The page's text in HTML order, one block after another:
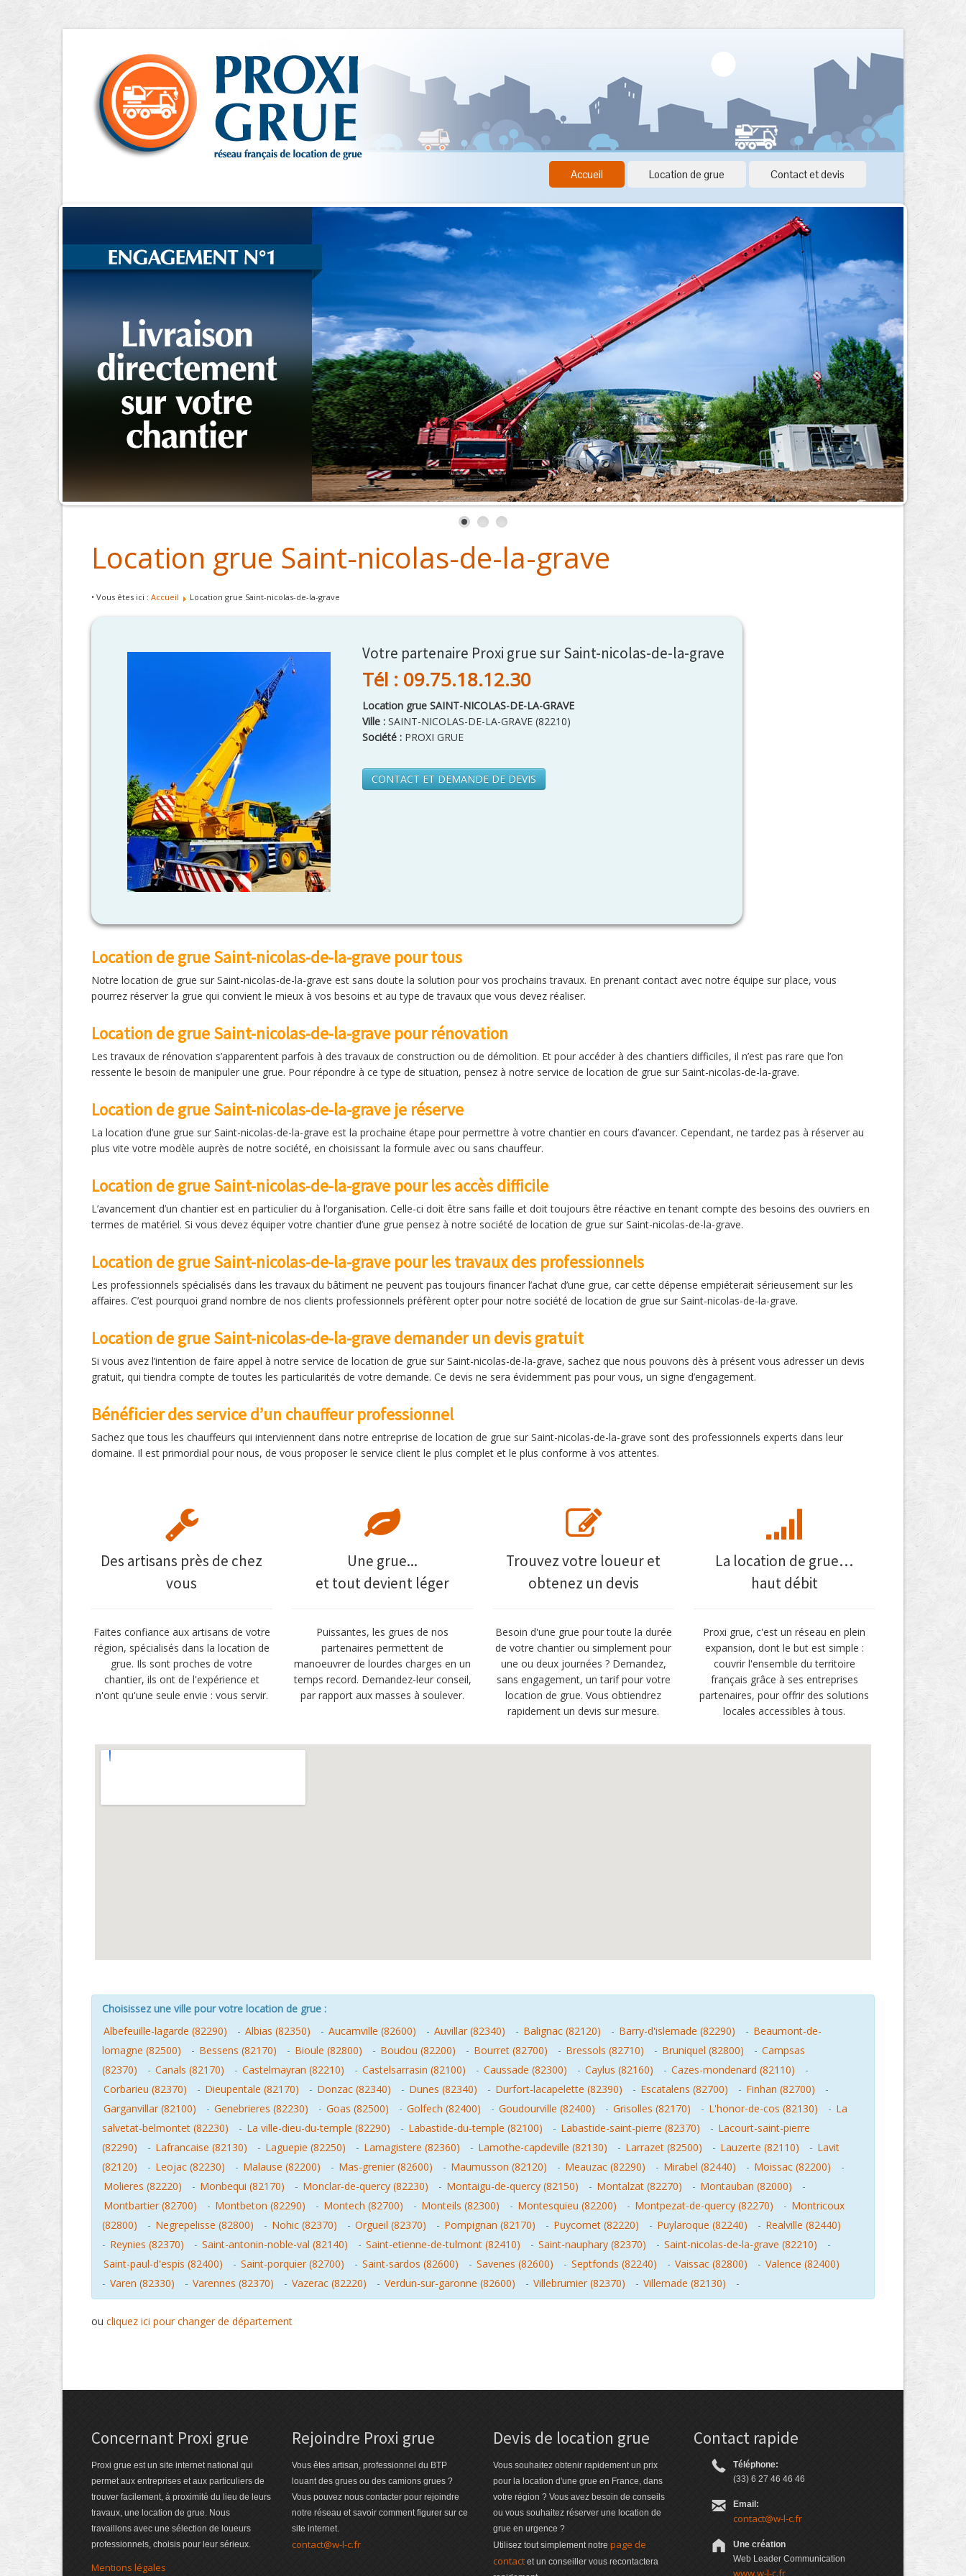
Accueil Location de grue Contact et devis
Location grue Saint-nicolas-de-la-grave
• Vous êtes ici : Accueil Location grue Saint-nicolas-de-la-grave
Votre partenaire Proxi grue sur Saint-nicolas-de-la-grave
Tél : 09.75.18.12.30
Location grue SAINT-NICOLAS-DE-LA-GRAVE
Ville : SAINT-NICOLAS-DE-LA-GRAVE (82210)
Société : PROXI GRUE
CONTACT ET DEMANDE DE DEVIS
Location de grue Saint-nicolas-de-la-grave pour tous
Notre location de grue sur Saint-nicolas-de-la-grave est sans doute la solution pour vos prochains travaux. En prenant contact avec notre équipe sur place, vous
pourrez réserver la grue qui convient le mieux à vos besoins et au type de travaux que vous devez réaliser.
Location de grue Saint-nicolas-de-la-grave pour rénovation
Les travaux de rénovation s’apparentent parfois à des travaux de construction ou de démolition. Et pour accéder à des chantiers difficiles, il n’est pas rare que l’on
ressente le besoin de manipuler une grue. Pour répondre à ce type de situation, pensez à notre service de location de grue sur Saint-nicolas-de-la-grave.
Location de grue Saint-nicolas-de-la-grave je réserve
La location d’une grue sur Saint-nicolas-de-la-grave est la prochaine étape pour permettre à votre chantier en cours d’avancer. Cependant, ne tardez pas à réserver au
plus vite votre modèle auprès de notre société, en choisissant la formule avec ou sans chauffeur.
Location de grue Saint-nicolas-de-la-grave pour les accès difficile
L’avancement d’un chantier est en particulier du à l’organisation. Celle-ci doit être sans faille et doit toujours être réactive en tenant compte des besoins des ouvriers en
termes de matériel. Si vous devez équiper votre chantier d’une grue pensez à notre société de location de grue sur Saint-nicolas-de-la-grave.
Location de grue Saint-nicolas-de-la-grave pour les travaux des professionnels
Les professionnels spécialisés dans les travaux du bâtiment ne peuvent pas toujours financer l’achat d’une grue, car cette dépense empiéterait sérieusement sur les
affaires. C’est pourquoi grand nombre de nos clients professionnels préfèrent opter pour notre société de location de grue sur Saint-nicolas-de-la-grave.
Location de grue Saint-nicolas-de-la-grave demander un devis gratuit
Si vous avez l’intention de faire appel à notre service de location de grue sur Saint-nicolas-de-la-grave, sachez que nous pouvons dès à présent vous adresser un devis
gratuit, qui tiendra compte de toutes les particularités de votre demande. Ce devis ne sera évidemment pas pour vous, un signe d’engagement.
Bénéficier des service d’un chauffeur professionnel
Sachez que tous les chauffeurs qui interviennent dans notre entreprise de location de grue sur Saint-nicolas-de-la-grave sont des professionnels experts dans leur
domaine. Il est primordial pour nous, de vous proposer le service client le plus complet et le plus conforme à vos attentes.
Des artisans près de chez
vous
Faites confiance aux artisans de votre
région, spécialisés dans la location de
grue. Ils sont proches de votre
chantier, ils ont de l'expérience et
n'ont qu'une seule envie : vous servir.
Une grue...
et tout devient léger
Puissantes, les grues de nos
partenaires permettent de
manoeuvrer de lourdes charges en un
temps record. Demandez-leur conseil,
par rapport aux masses à soulever.
Trouvez votre loueur et
obtenez un devis
Besoin d'une grue pour toute la durée
de votre chantier ou simplement pour
une ou deux journées ? Demandez,
sans engagement, un tarif pour votre
location de grue. Vous obtiendrez
rapidement un devis sur mesure.
La location de grue…
haut débit
Proxi grue, c'est un réseau en plein
expansion, dont le but est simple :
couvrir l'ensemble du territoire
français grâce à ses entreprises
partenaires, pour offrir des solutions
locales accessibles à tous.
Choisissez une ville pour votre location de grue :
Albefeuille-lagarde (82290)
- Albias (82350) - Aucamville (82600) - Auvillar (82340) - Balignac (82120) - Barry-d'islemade (82290) - Beaumont-de-
lomagne (82500)
- Bessens (82170) - Bioule (82800) - Boudou (82200) - Bourret (82700) - Bressols (82710) - Bruniquel (82800) - Campsas
(82370)
- Canals (82170) - Castelmayran (82210) - Castelsarrasin (82100) - Caussade (82300) - Caylus (82160) - Cazes-mondenard (82110)
-
Corbarieu (82370)
- Dieupentale (82170) - Donzac (82340) - Dunes (82340) - Durfort-lacapelette (82390) - Escatalens (82700) - Finhan (82700)
-
Garganvillar (82100)
- Genebrieres (82230) - Goas (82500) - Golfech (82400) - Goudourville (82400) - Grisolles (82170) - L'honor-de-cos (82130) - La
salvetat-belmontet (82230)
- La ville-dieu-du-temple (82290) - Labastide-du-temple (82100) - Labastide-saint-pierre (82370) - Lacourt-saint-pierre
(82290)
- Lafrancaise (82130) - Laguepie (82250) - Lamagistere (82360) - Lamothe-capdeville (82130) - Larrazet (82500) - Lauzerte (82110) - Lavit
(82120)
- Leojac (82230) - Malause (82200) - Mas-grenier (82600) - Maumusson (82120) - Meauzac (82290) - Mirabel (82440) - Moissac (82200)
-
Molieres (82220)
- Monbequi (82170) - Monclar-de-quercy (82230) - Montaigu-de-quercy (82150) - Montalzat (82270) - Montauban (82000)
-
Montbartier (82700)
- Montbeton (82290) - Montech (82700) - Monteils (82300) - Montesquieu (82200) - Montpezat-de-quercy (82270) - Montricoux
(82800)
- Negrepelisse (82800) - Nohic (82370) - Orgueil (82370) - Pompignan (82170) - Puycornet (82220) - Puylaroque (82240) - Realville (82440)
- Reynies (82370) - Saint-antonin-noble-val (82140) - Saint-etienne-de-tulmont (82410) - Saint-nauphary (82370) - Saint-nicolas-de-la-grave (82210)
-
Saint-paul-d'espis (82400)
- Saint-porquier (82700) - Saint-sardos (82600) - Savenes (82600) - Septfonds (82240) - Vaissac (82800) - Valence (82400)
- Varen (82330) - Varennes (82370) - Vazerac (82220) - Verdun-sur-garonne (82600) - Villebrumier (82370) - Villemade (82130) -
ou cliquez ici pour changer de département
Concernant Proxi grue
Proxi grue est un site internet national qui
permet aux entreprises et aux particuliers de
trouver facilement, à proximité du lieu de leurs
travaux, une location de grue. Nous
travaillons avec une sélection de loueurs
professionnels, choisis pour leur sérieux.
Mentions légales
Rejoindre Proxi grue
Vous êtes artisan, professionnel du BTP
louant des grues ou des camions grues ?
Vous pouvez nous contacter pour rejoindre
notre réseau et savoir comment figurer sur ce
site internet.
contact@w-l-c.fr
Devis de location grue
Vous souhaitez obtenir rapidement un prix
pour la location d'une grue en France, dans
votre région ? Vous avez besoin de conseils
ou vous souhaitez réserver une location de
grue en urgence ?
Utilisez tout simplement notre page de
contactet un conseiller vous recontactera
Contact rapide
Téléphone:
(33) 6 27 46 46 46
Email:
contact@w-l-c.fr
Une création
Web Leader Communication
www.w-l-c.fr